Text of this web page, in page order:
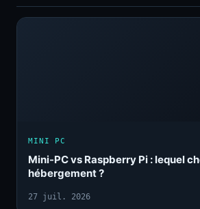
MINI PC
Mini-PC vs Raspberry Pi : lequel
hébergement ?
27 juil. 2026